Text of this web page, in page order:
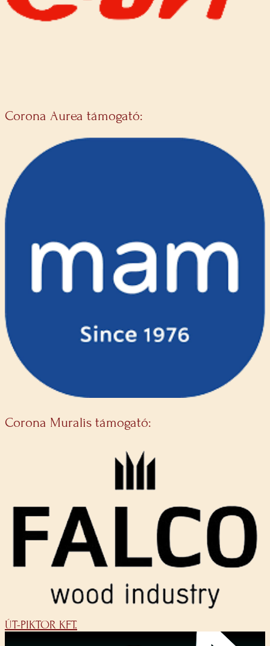
Corona Aurea támogató:
Corona Muralis támogató:
ÚT-PIKTOR KFT.